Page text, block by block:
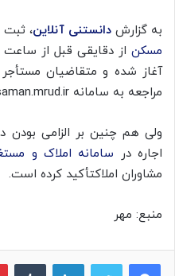
به گزارش دانستنی آنلاین،
مسکن
آغاز شده و متقاضیان
مراجعه به سامانه saman.mrud.ir تقاضای خود را ثبت کنند.
ولی هم چنین بر الزامی بودن
اجاره در
سامانه املاک و
مشاوران املاکتأکید کرده است.
منبع: مهر
لینکدین